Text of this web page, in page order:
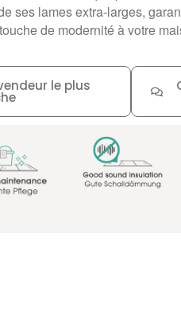
ses lames extra-larges,
de modernité à votre
le plus